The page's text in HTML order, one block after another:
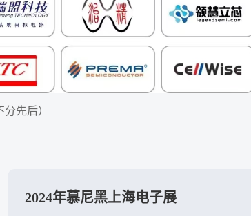
先后）
2024年慕尼黑上海电子展